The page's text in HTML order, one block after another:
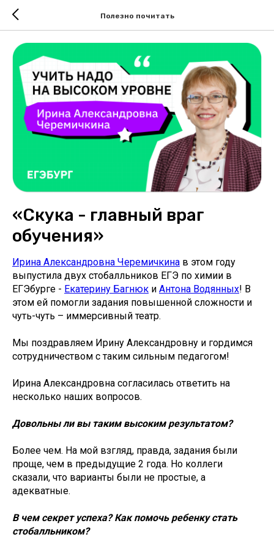
Полезно почитать
«Скука - главный враг
обучения»
Ирина Александровна Черемичкина в этом году
выпустила двух стобалльников ЕГЭ по химии в
ЕГЭбурге - Екатерину Багнюк и Антона Водянных! В
этом ей помогли задания повышенной сложности и
чуть-чуть – иммерсивный театр.
Мы поздравляем Ирину Александровну и гордимся
сотрудничеством с таким сильным педагогом!
Ирина Александровна согласилась ответить на
несколько наших вопросов.
Довольны ли вы таким высоким результатом?
Более чем. На мой взгляд, правда, задания были
проще, чем в предыдущие 2 года. Но коллеги
сказали, что варианты были не простые, а
адекватные.
В чем секрет успеха? Как помочь ребенку стать
стобалльником?